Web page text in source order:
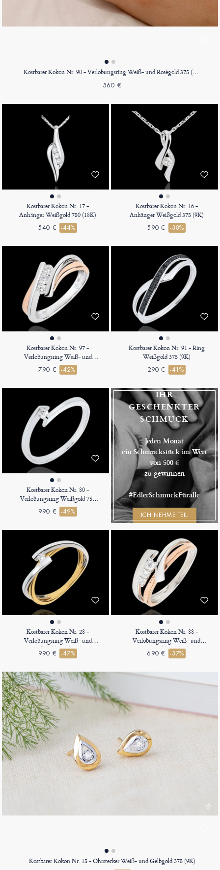
Kostbarer Kokon Nr. 90 - Verlobungsring Weiß- und Roségold 375 (9K)
560 €
Kostbarer Kokon Nr. 17 -
Anhänger Weißgold 750 (18K)
540 € -44%
Kostbarer Kokon Nr. 16 -
Anhänger Weißgold 375 (9K)
590 € -38%
Kostbarer Kokon Nr. 97 -
Verlobungsring Weiß- und
Roségold 375 (9K)
790 € -42%
Kostbarer Kokon Nr. 91 - Ring
Weißgold 375 (9K)
290 € -41%
Kostbarer Kokon Nr. 80 -
Verlobungsring Weißgold 750
(18K)
990 € -49%
IHR
GESCHENKTER
SCHMUCK
Jeden Monat
ein Schmuckstück im Wert
von 500 €
zu gewinnen
#EdlerSchmuckFüralle
ICH NEHME TEIL
Kostbarer Kokon Nr. 28 -
Verlobungsring Weiß- und
Gelbgold 750 (18K)
990 € -47%
Kostbarer Kokon Nr. 88 -
Verlobungsring Weiß- und
Roségold 375 (9K)
690 € -37%
Kostbarer Kokon Nr. 15 - Ohrstecker Weiß- und Gelbgold 375 (9K)